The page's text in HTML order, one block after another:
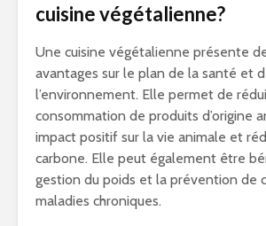
cuisine végétalienne?
Une cuisine végétalienne présente
avantages sur le plan de la santé et
l’environnement. Elle permet de
consommation de produits d’origine
impact positif sur la vie animale et
carbone. Elle peut également être
gestion du poids et la prévention de
maladies chroniques.